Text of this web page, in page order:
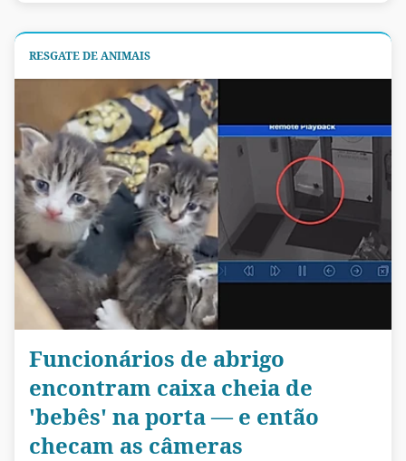
RESGATE DE ANIMAIS
Funcionários de abrigo
encontram caixa cheia de
'bebês' na porta — e então
checam as câmeras